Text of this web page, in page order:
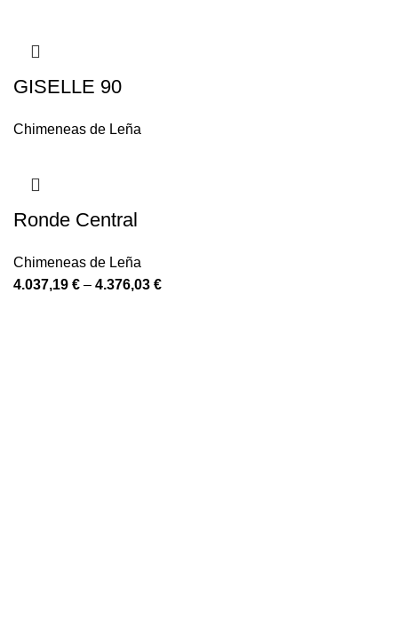
GISELLE 90
Chimeneas de Leña
Ronde Central
Chimeneas de Leña
4.037,19 € – 4.376,03 €